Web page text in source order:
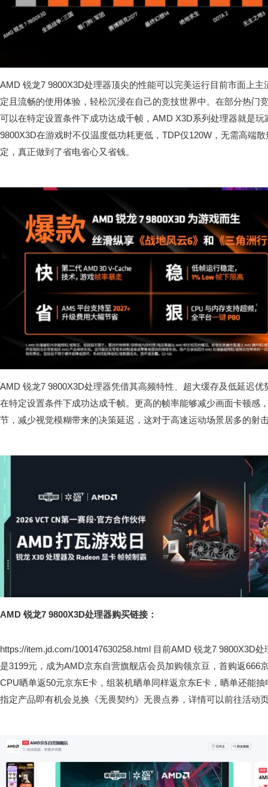
AMD 锐龙7 9800X3D处理器顶尖的性能可以完美运行目前市面上
定且流畅的使用体验，轻松沉浸在自己的竞技世界中。在部分热门
可以在特定设置条件下成功达成千帧，AMD X3D系列处理器就是
9800X3D在游戏时不仅温度低功耗更低，TDP仅120W，无需高端
定，真正做到了省电省心又省钱。
AMD 锐龙7 9800X3D处理器凭借其高频特性、超大缓存及低延迟
在特定设置条件下成功达成千帧。更高的帧率能够减少画面卡顿感
节，减少视觉模糊带来的决策延迟，这对于高速运动场景居多的射
AMD 锐龙7 9800X3D处理器购买链接：
https://item.jd.com/100147630258.html 目前AMD 锐龙7 9800X3D
是3199元，成为AMD京东自营旗舰店会员加购领京豆，首购返666
CPU晒单返50元京东E卡，组装机晒单同样返京东E卡，晒单还能
指定产品即有机会兑换《无畏契约》无畏点券，详情可以前往活动